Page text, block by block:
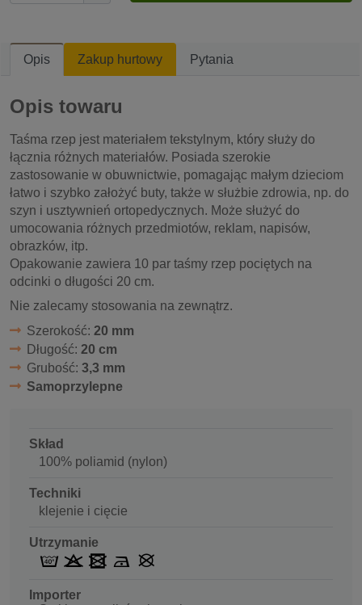
Opis Zakup hurtowy Pytania
Opis towaru
Taśma rzep jest materiałem tekstylnym, który służy do
łącznia różnych materiałów. Posiada szerokie
zastosowanie w obuwnictwie, pomagając małym dzieciom
łatwo i szybko założyć buty, także w służbie zdrowia, np. do
szyn i usztywnień ortopedycznych. Może służyć do
umocowania różnych przedmiotów, reklam, napisów,
obrazków, itp.
Opakowanie zawiera 10 par taśmy rzep pociętych na
odcinki o długości 20 cm.
Nie zalecamy stosowania na zewnątrz.
Szerokość: 20 mm
Długość: 20 cm
Grubość: 3,3 mm
Samoprzylepne
Skład
100% poliamid (nylon)
Techniki
klejenie i cięcie
Utrzymanie
Importer